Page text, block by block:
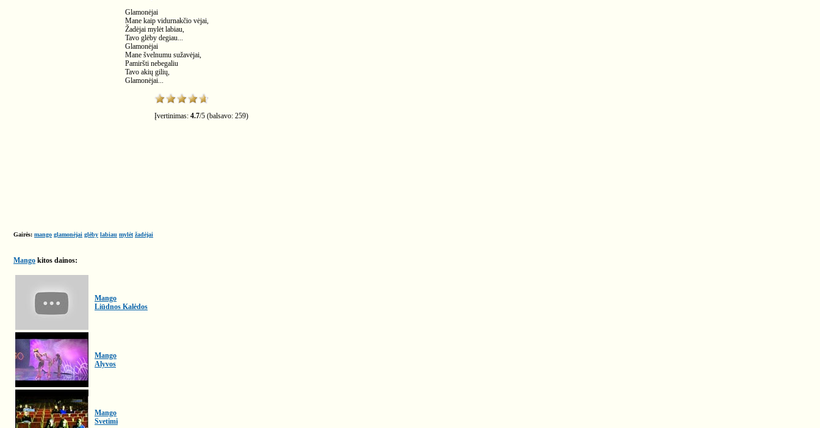
Glamonėjai
Mane kaip vidurnakčio vėjai,
Žadėjai mylėt labiau,
Tavo glėby degiau...
Glamonėjai
Mane švelnumu sužavėjai,
Pamiršti nebegaliu
Tavo akių gilių,
Glamonėjai...
Įvertinimas: 4.7/5 (balsavo: 259)
Gairės: mango glamonėjai glėby labiau mylėt žadėjai
Mango kitos dainos:
Mango
Liūdnos Kalėdos
Mango
Alyvos
Mango
Svetimi